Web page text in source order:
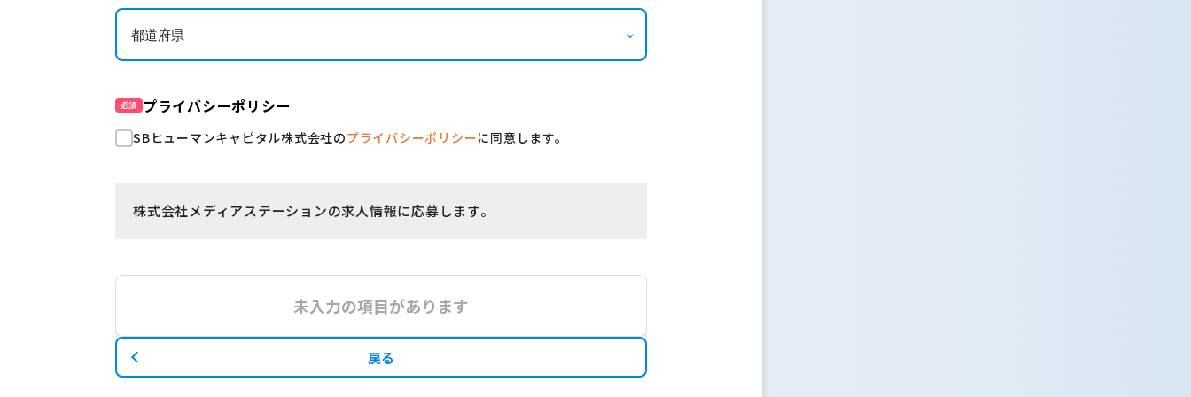
必須 プライバシーポリシー
SBヒューマンキャピタル株式会社のプライバシーポリシーに同意します。
株式会社メディアステーションの求人情報に応募します。
未入力の項目があります
戻る